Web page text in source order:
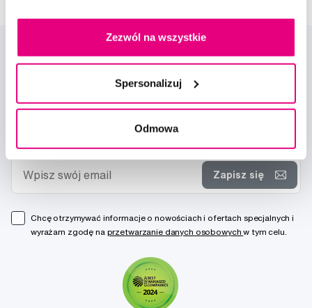
Zezwól na wszystkie
Spersonalizuj
Odmowa
Zapisz się
Chcę otrzymywać informacje o nowościach i ofertach specjalnych i
wyrażam zgodę na przetwarzanie danych osobowychw tym celu.